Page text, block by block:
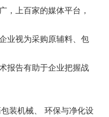
，上百家的媒体平台，
业视为采购原辅料、包
报告有助于企业把握战
装机械、 环保与净化设